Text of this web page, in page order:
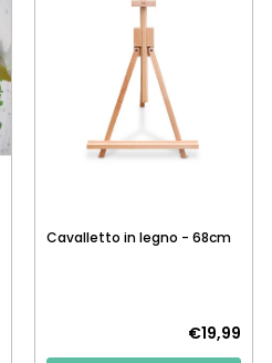
Cavalletto in legno - 68cm
€19,99